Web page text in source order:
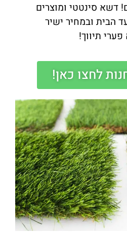
דשא סינטטי ומוצרים
הבית ובמחיר ישיר
תיווך!
לחצו כאן!